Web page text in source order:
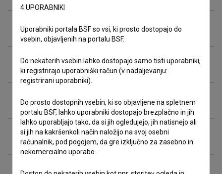
Organizacije
Projekcije
Razširjeni podatki
Financiranje
4.UPORABNIKI
Uporabniki portala BSF so vsi, ki prosto dostopajo do
vsebin, objavljenih na portalu BSF.
Do nekaterih vsebin lahko dostopajo samo tisti uporabniki,
ki registrirajo uporabniški račun (v nadaljevanju:
registrirani uporabniki).
Do prosto dostopnih vsebin, ki so objavljene na spletnem
portalu BSF, lahko uporabniki dostopajo brezplačno in jih
lahko uporabljajo tako, da si jih ogledujejo, jih natisnejo ali
si jih na kakršenkoli način naložijo na svoj osebni
računalnik, pod pogojem, da gre izključno za zasebno in
nekomercialno uporabo.